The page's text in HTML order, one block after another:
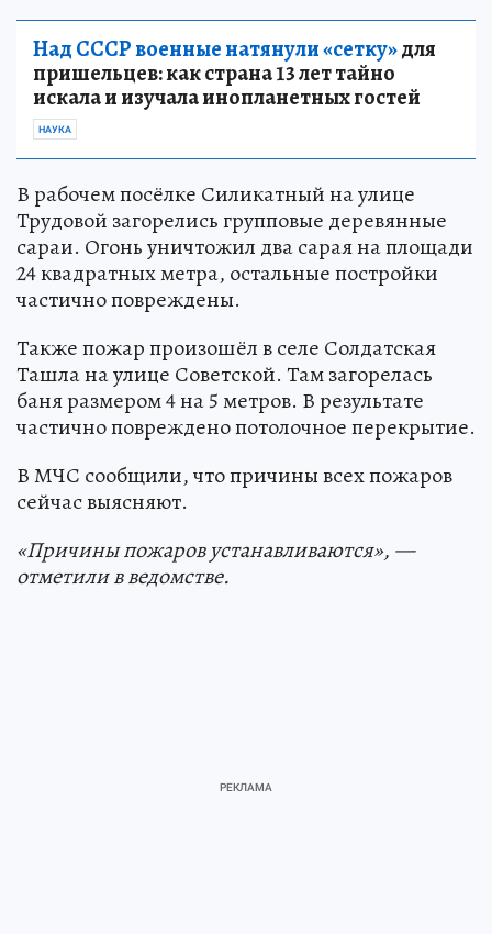
Над СССР военные натянули «сетку»для
пришельцев: как страна 13 лет тайно
искала и изучала инопланетных гостей
НАУКА
В рабочем посёлке Силикатный на улице
Трудовой загорелись групповые деревянные
сараи. Огонь уничтожил два сарая на площади
24 квадратных метра, остальные постройки
частично повреждены.
Также пожар произошёл в селе Солдатская
Ташла на улице Советской. Там загорелась
баня размером 4 на 5 метров. В результате
частично повреждено потолочное перекрытие.
В МЧС сообщили, что причины всех пожаров
сейчас выясняют.
«Причины пожаров устанавливаются», —
отметили в ведомстве.